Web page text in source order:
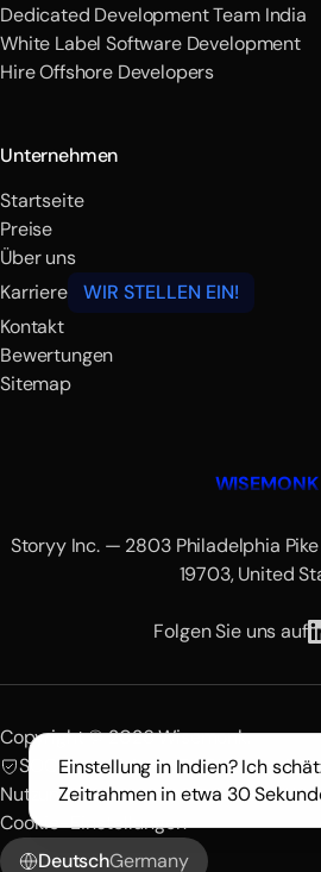
Dedicated Development Team India
White Label Software Development
Hire Offshore Developers
Unternehmen
Startseite
Preise
Über uns
Karriere
WIR STELLEN EIN!
Kontakt
Bewertungen
Sitemap
WISEMONK
Storyy Inc. — 2803 Philadelphia
19703, United
Folgen Sie uns auf
Copyright © 2026 Wisemonk.
SOC 2 zertifiziert
DSGVO-
Nutzungsbedingungen
Cookie-Einstellungen
DeutschGermany
Einstellung in Indien? Ich
Zeitrahmen in etwa 30